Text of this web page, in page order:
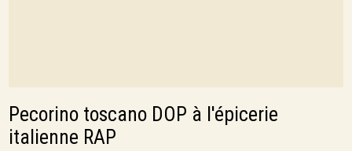
Pecorino toscano DOP à l'épicerie
italienne RAP